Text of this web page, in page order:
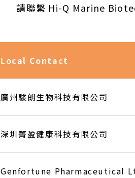
請聯繫 Hi-Q Marine
Local Contact
廣州駿朗生物科技有限公司
深圳菁盈健康科技有限公司
Genfortune Pharmaceutical